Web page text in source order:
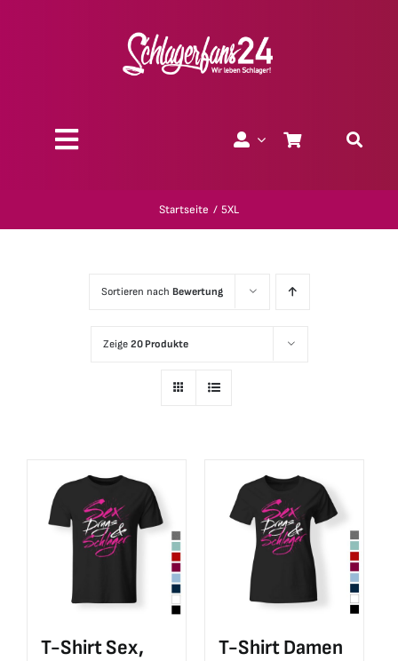
Toggle
Startseite 5XL
Sortieren nach Bewertung
Zeige 20 Produkte
T-Shirt Sex,
T-Shirt Damen